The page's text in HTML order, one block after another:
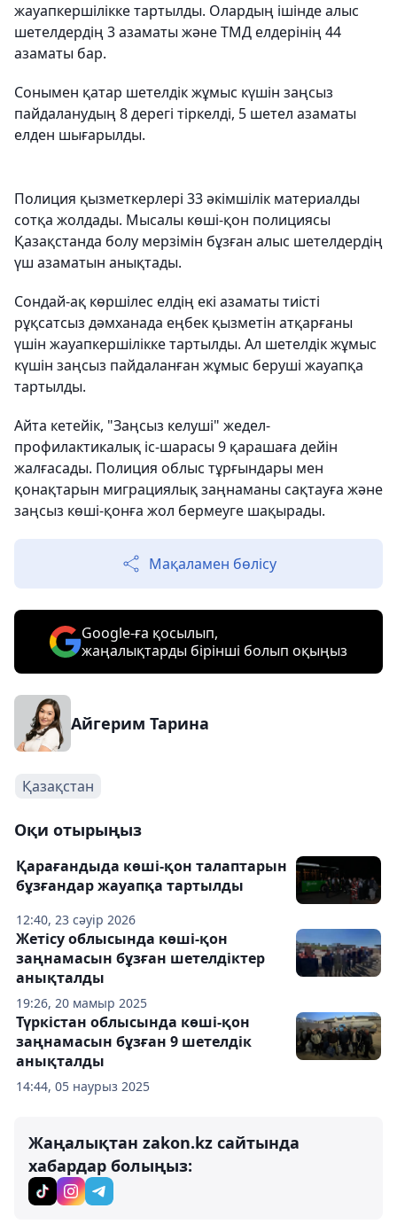
жауапкершілікке тартылды. Олардың ішінде алыс
шетелдердің 3 азаматы және ТМД елдерінің 44
азаматы бар.
Сонымен қатар шетелдік жұмыс күшін заңсыз
пайдаланудың 8 дерегі тіркелді, 5 шетел азаматы
елден шығарылды.
Полиция қызметкерлері 33 әкімшілік материалды
сотқа жолдады. Мысалы көші-қон полициясы
Қазақстанда болу мерзімін бұзған алыс шетелдердің
үш азаматын анықтады.
Сондай-ақ көршілес елдің екі азаматы тиісті
рұқсатсыз дәмханада еңбек қызметін атқарғаны
үшін жауапкершілікке тартылды. Ал шетелдік жұмыс
күшін заңсыз пайдаланған жұмыс беруші жауапқа
тартылды.
Айта кетейік, "Заңсыз келуші" жедел-
профилактикалық іс-шарасы 9 қарашаға дейін
жалғасады. Полиция облыс тұрғындары мен
қонақтарын миграциялық заңнаманы сақтауға және
заңсыз көші-қонға жол бермеуге шақырады.
Мақаламен бөлісу
Google-ға қосылып,
жаңалықтарды бірінші болып оқыңыз
Айгерим Тарина
Қазақстан
Оқи отырыңыз
12:40, 23 сәуір 2026
Қарағандыда көші-қон талаптарын
бұзғандар жауапқа тартылды
19:26, 20 мамыр 2025
Жетісу облысында көші-қон
заңнамасын бұзған шетелдіктер
анықталды
14:44, 05 наурыз 2025
Түркістан облысында көші-қон
заңнамасын бұзған 9 шетелдік
анықталды
Жаңалықтан zakon.kz сайтында
хабардар болыңыз: